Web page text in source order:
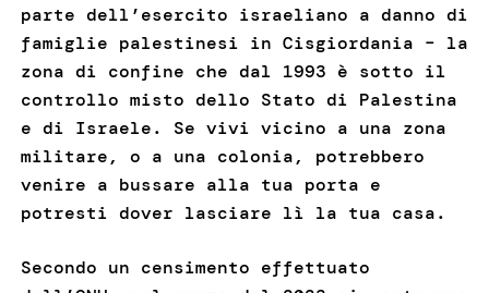
parte dell’esercito israeliano a danno di
famiglie palestinesi in Cisgiordania – la
zona di confine che dal 1993 è sotto il
controllo misto dello Stato di Palestina
e di Israele. Se vivi vicino a una zona
militare, o a una colonia, potrebbero
venire a bussare alla tua porta e
potresti dover lasciare lì la tua casa.
Secondo un censimento effettuato